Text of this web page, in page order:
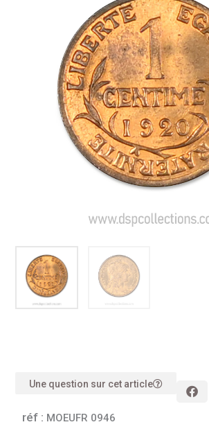
Une question sur cet article
réf : MOEUFR 0946